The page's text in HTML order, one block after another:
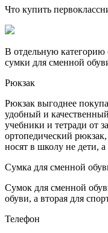
Что купить
В отдельную категорию
сумки для сменной
Рюкзак
Рюкзак выгоднее
удобный и
учебники и тетради от
ортопедический
носят в школу не дети, а
Сумка для сменной
Сумок для сменной
обуви, а вторая для
Телефон